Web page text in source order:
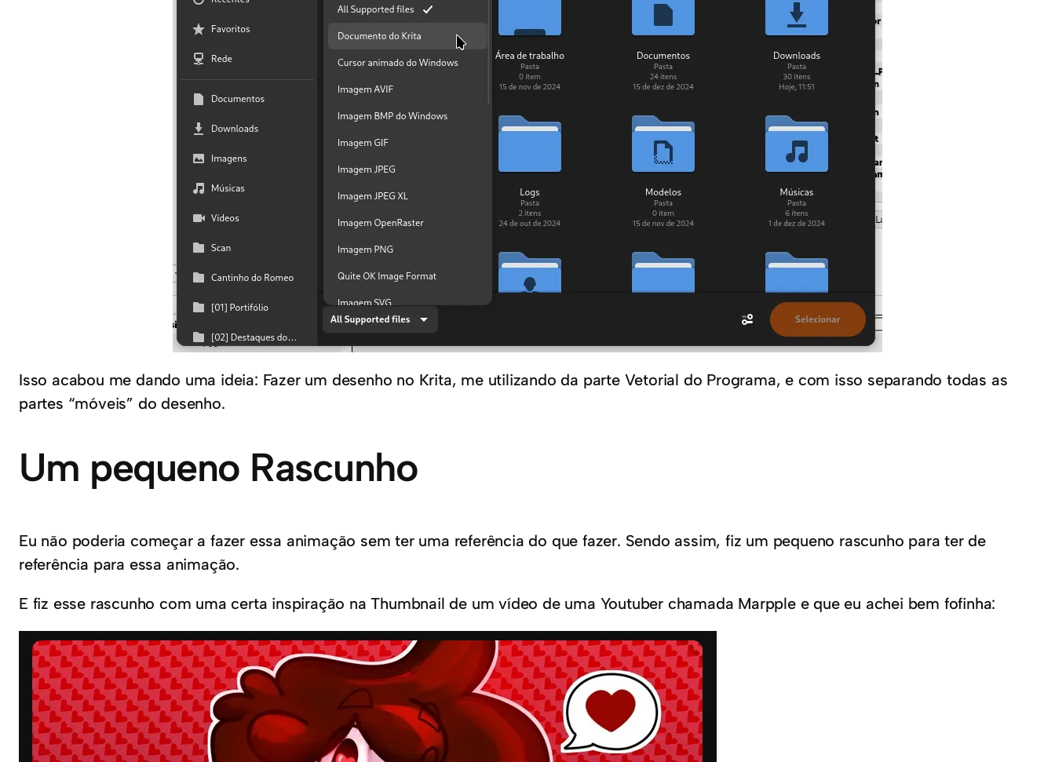
Isso acabou me dando uma ideia: Fazer um desenho no Krita, me utilizando da parte Vetorial do Programa, e com isso separando todas as
partes “móveis” do desenho.
Um pequeno Rascunho
Eu não poderia começar a fazer essa animação sem ter uma referência do que fazer. Sendo assim, fiz um pequeno rascunho para ter de
referência para essa animação.
E fiz esse rascunho com uma certa inspiração na Thumbnail de um vídeo de uma Youtuber chamada Marpple e que eu achei bem fofinha: